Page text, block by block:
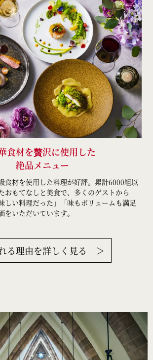
食材を贅沢に使用した
絶品メニュー
食材を使用した料理が好評。累計6000組以
おもてなしと美食で、多くのゲストから
しい料理だった」「味もボリュームも満足
をいただいています。
る理由を詳しく見る ＞